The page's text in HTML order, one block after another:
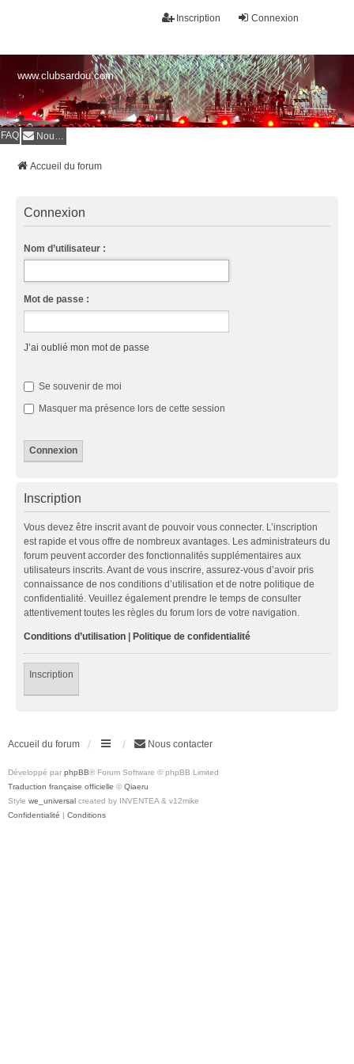
Connexion
Inscription
www.clubsardou.com
FAQ Nous contacter
Accueil du forum
Connexion
Nom d’utilisateur :
Mot de passe :
J’ai oublié mon mot de passe
Se souvenir de moi
Masquer ma présence lors de cette session
Inscription
Vous devez être inscrit avant de pouvoir vous connecter. L’inscription
est rapide et vous offre de nombreux avantages. Les administrateurs du
forum peuvent accorder des fonctionnalités supplémentaires aux
utilisateurs inscrits. Avant de vous inscrire, assurez-vous d’avoir pris
connaissance de nos conditions d’utilisation et de notre politique de
confidentialité. Veuillez également prendre le temps de consulter
attentivement toutes les règles du forum lors de votre navigation.
Conditions d’utilisation | Politique de confidentialité
Inscription
Accueil du forum Nous contacter
Développé par phpBB® Forum Software © phpBB Limited
Traduction française officielle © Qiaeru
Style we_universal created by INVENTEA & v12mike
Confidentialité | Conditions